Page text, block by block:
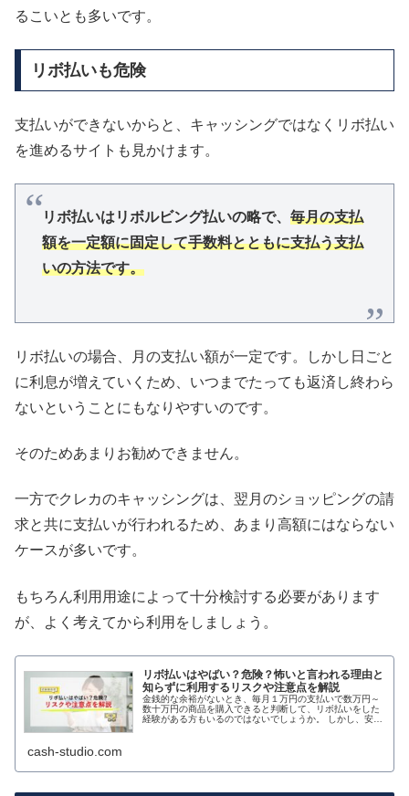
るこいとも多いです。
リボ払いも危険
支払いができないからと、キャッシングではなくリボ払い
を進めるサイトも見かけます。
リボ払いはリボルビング払いの略で、 毎月の支払
額を一定額に固定して手数料とともに支払う支払
いの方法です。
リボ払いの場合、月の支払い額が一定です。しかし日ごと
に利息が増えていくため、いつまでたっても返済し終わら
ないということにもなりやすいのです。
そのためあまりお勧めできません。
一方でクレカのキャッシングは、翌月のショッピングの請
求と共に支払いが行われるため、あまり高額にはならない
ケースが多いです。
もちろん利用用途によって十分検討する必要があります
が、よく考えてから利用をしましょう。
リボ払いはやばい？危険？怖いと言われる理由と
知らずに利用するリスクや注意点を解説
金銭的な余裕がないとき、毎月１万円の支払いで数万円～
数十万円の商品を購入できると判断して、リボ払いをした
経験がある方もいるのではないでしょうか。 しかし、安易
cash-studio.com